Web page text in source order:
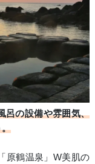
呂の設備や雰囲気、
。
原鶴温泉」W美肌の